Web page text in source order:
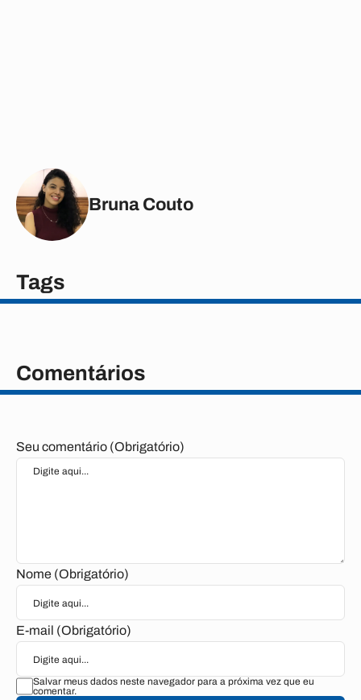
Bruna Couto
Tags
Comentários
Seu comentário (Obrigatório)
Nome (Obrigatório)
E-mail (Obrigatório)
Salvar meus dados neste navegador para a próxima vez que eu
comentar.